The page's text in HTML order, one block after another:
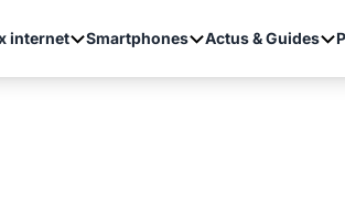
internet Smartphones Actus & Guides